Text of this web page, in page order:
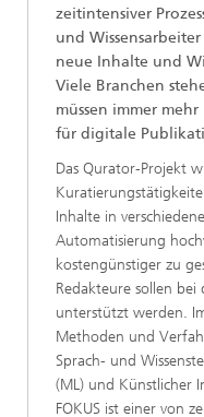
zeitintensiver
und
neue Inhalte und
Viele Branchen
müssen immer
für digitale
Das Qurator-Projekt
Inhalte in
Automatisierung
kostengünstiger zu
Redakteure sollen
unterstützt werden.
Methoden und
Sprach- und
(ML) und Künstlicher
FOKUS ist einer von